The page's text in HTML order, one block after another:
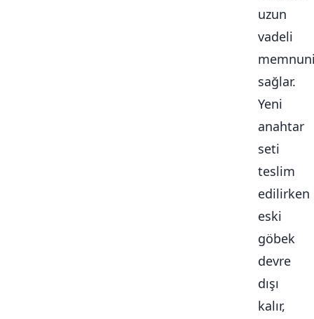
uzun
vadeli
sağlar.
Yeni
anahtar
seti
teslim
edilirken
eski
göbek
devre
dışı
kalır,